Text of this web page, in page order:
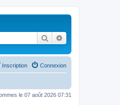
Rechercher
Connexion
Inscription
le 07 août 2026 07:31